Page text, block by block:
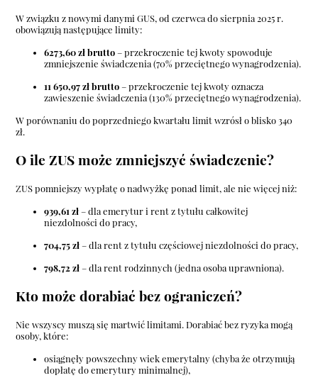
W związku z nowymi danymi GUS, od czerwca do sierpnia 2025 r.
obowiązują następujące limity:
6273,60 zł brutto– przekroczenie tej kwoty spowoduje
zmniejszenie świadczenia (70% przeciętnego wynagrodzenia).
11 650,97 zł brutto– przekroczenie tej kwoty oznacza
zawieszenie świadczenia (130% przeciętnego wynagrodzenia).
W porównaniu do poprzedniego kwartału limit wzrósł o blisko 340
zł.
O ile ZUS może zmniejszyć świadczenie?
ZUS pomniejszy wypłatę o nadwyżkę ponad limit, ale nie więcej niż:
939,61 zł– dla emerytur i rent z tytułu całkowitej
niezdolności do pracy,
704,75 zł– dla rent z tytułu częściowej niezdolności do pracy,
798,72 zł– dla rent rodzinnych (jedna osoba uprawniona).
Kto może dorabiać bez ograniczeń?
Nie wszyscy muszą się martwić limitami. Dorabiać bez ryzyka mogą
osoby, które:
osiągnęły powszechny wiek emerytalny (chyba że otrzymują
dopłatę do emerytury minimalnej),